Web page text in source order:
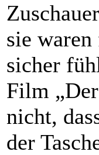
sie waren
sicher
Film
nicht,
der